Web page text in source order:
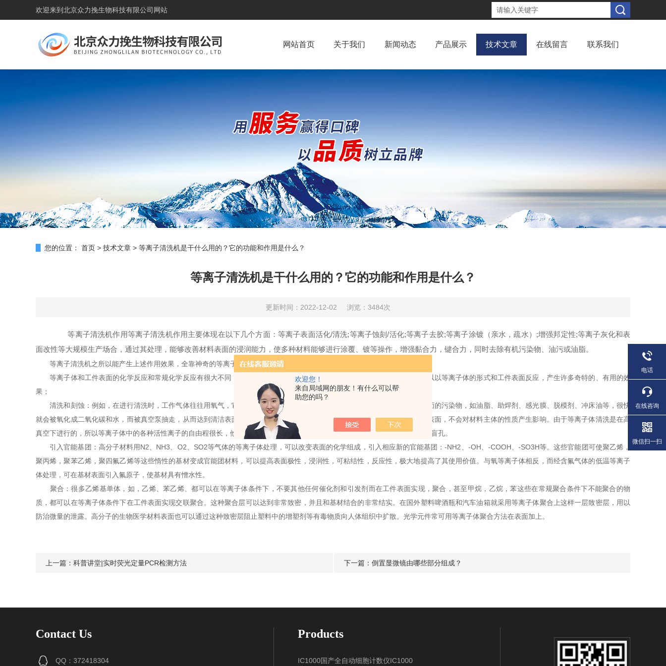
欢迎您！
来自局域网的朋友！有什么可以帮
助您的吗？
欢迎来到 北京众力挽生物科技有限公司网站
网站首页 关于我们 新闻动态 产品展示 技术文章 在线留言 联系我们
您的位置： 首页 > 技术文章 > 等离子清洗机是干什么用的？它的功能和作用是什么？
等离子清洗机是干什么用的？它的功能和作用是什么？
更新时间：2022-12-02 浏览：3484次
等离子清洗机作用等离子清洗机作用主要体现在以下几个方面：等离子表面活化/清洗;等离子蚀刻/活化;等离子去胶;等离子涂镀（亲水，疏水）;增强邦定性;等离子灰化和表
面改性等大规模生产场合，通过其处理，能够改善材料表面的浸润能力，使多种材料能够进行涂覆、镀等操作，增强黏合力，键合力，同时去除有机污染物、油污或油脂。
等离子清洗机之所以能产生上述作用效果，全靠神奇的等离子体在其中起到至关重要的作用。
等离子体和工件表面的化学反应和常规化学反应有很大不同，由于高速电子的轰击，很多在常温下很稳定的气体或蒸汽都可以以等离子体的形式和工件表面反应，产生许多奇特的、有用的效
果；
清洗和刻蚀：例如，在进行清洗时，工作气体往往用氧气，它被加速了的电子轰击成氧离子、自由基后，氧化性强。工件表面的污染物，如油脂、助焊剂、感光膜、脱模剂、冲床油等，很快
就会被氧化成二氧化碳和水，而被真空泵抽走，从而达到清洁表面，改善浸润性和粘结性的目的。低温等离子处理仅涉及材料的表面，不会对材料主体的性质产生影响。由于等离子体清洗是在高
真空下进行的，所以等离子体中的各种活性离子的自由程很长，他们的穿透和渗透力很强，可以进行复杂结构的处理，包括细管和盲孔。
引入官能基团：高分子材料用N2、NH3、O2、SO2等气体的等离子体处理，可以改变表面的化学组成，引入相应新的官能基团：-NH2、-OH、-COOH、-SO3H等。这些官能团可使聚乙烯，
聚丙烯，聚苯乙烯，聚四氟乙烯等这些惰性的基材变成官能团材料，可以提高表面极性，浸润性，可粘结性，反应性，极大地提高了其使用价值。与氧等离子体相反，而经含氟气体的低温等离子
体处理，可在基材表面引入氟原子，使基材具有憎水性。
聚合：很多乙烯基单体，如，乙烯、苯乙烯、都可以在等离子体条件下，不要其他任何催化剂和引发剂而在工件表面实现，聚合，甚至甲烷，乙烷，苯这些在常规聚合条件下不能聚合的物
质，都可以在等离子体条件下在工件表面实现交联聚合。这种聚合层可以达到非常致密，并且和基材结合的非常结实。在国外塑料啤酒瓶和汽车油箱就采用等离子体聚合上这样一层致密层，用以
防治微量的泄露。高分子的生物医学材料表面也可以通过这种致密层阻止塑料中的增塑剂等有毒物质向人体组织中扩散。光学元件常可用等离子体聚合方法在表面加上。
上一篇： 科普讲堂|实时荧光定量PCR检测方法 下一篇： 倒置显微镜由哪些部分组成？
Contact Us
QQ：372418304
Products
IC1000国产全自动细胞计数仪IC1000
电话
在线咨询
微信扫一扫